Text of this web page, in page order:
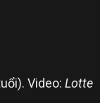
Video: Lotte